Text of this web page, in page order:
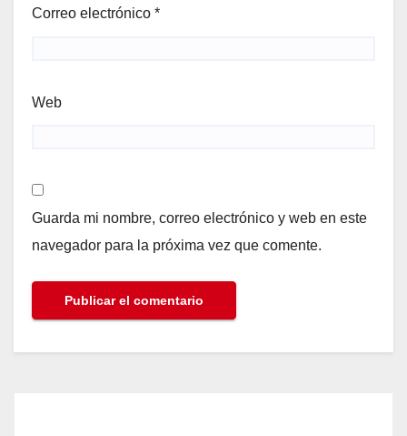
Correo electrónico *
Web
Guarda mi nombre, correo electrónico y web en este
navegador para la próxima vez que comente.